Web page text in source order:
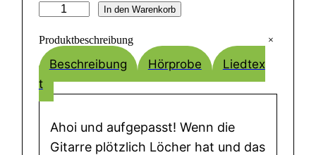
M
P
In den Warenkorb
Produktbeschreibung +
Beschreibung Hörprobe
Liedtex
t
Ahoi und aufgepasst! Wenn die
Gitarre plötzlich Löcher hat und das